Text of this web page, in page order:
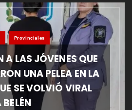
Provinciales
A LAS JÓVENES QUE
UNA PELEA EN LA
SE VOLVIÓ VIRAL